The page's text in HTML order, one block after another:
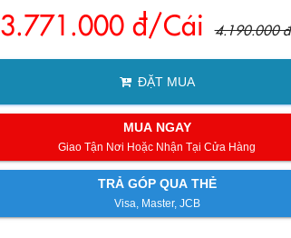
3.771.000 đ/Cái 4.190.000 đ
ĐẶT MUA
MUA NGAY
Giao Tận Nơi Hoặc Nhận Tại Cửa Hàng
TRẢ GÓP QUA THẺ
Visa, Master, JCB